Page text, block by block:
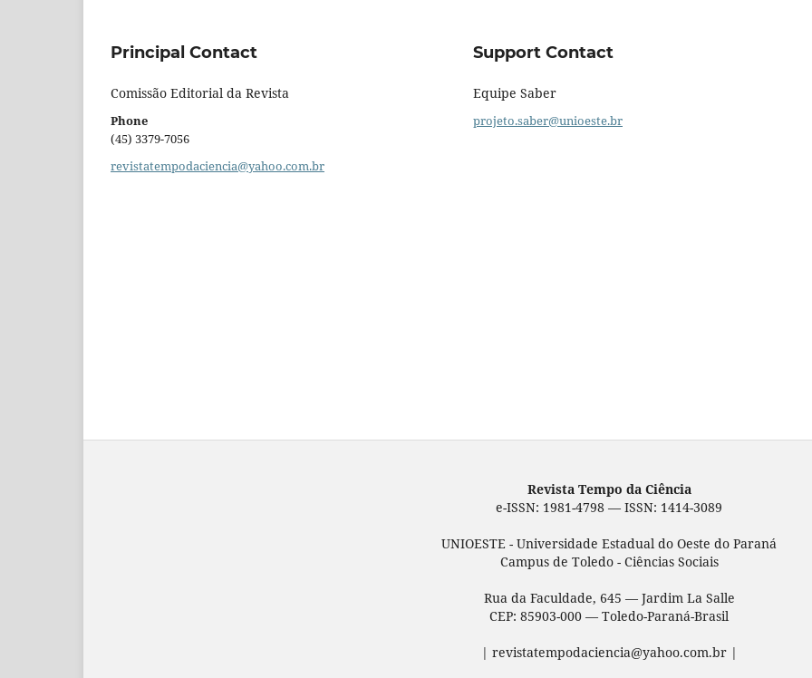
Principal Contact
Comissão Editorial da Revista
Phone
(45) 3379-7056
revistatempodaciencia@yahoo.com.br
Support Contact
Equipe Saber
projeto.saber@unioeste.br
Revista Tempo da Ciência
e-ISSN: 1981-4798 — ISSN: 1414-3089
UNIOESTE - Universidade Estadual do Oeste do Paraná
Campus de Toledo - Ciências Sociais
Rua da Faculdade, 645 — Jardim La Salle
CEP: 85903-000 — Toledo-Paraná-Brasil
| revistatempodaciencia@yahoo.com.br |